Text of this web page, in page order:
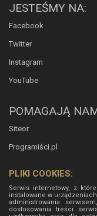
JESTEŚMY NA:
Facebook
Twitter
Instagram
YouTube
POMAGAJĄ
Siteor
Programiści.pl
PLIKI COOKIES:
Serwis internetowy, z
instalowane w
administrowania
dostosowania treści